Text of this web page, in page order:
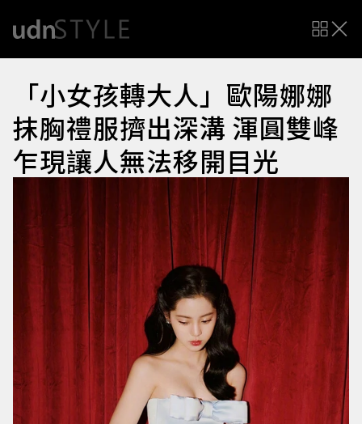
「小女孩轉大人」歐陽娜娜
抹胸禮服擠出深溝 渾圓雙峰
乍現讓人無法移開目光